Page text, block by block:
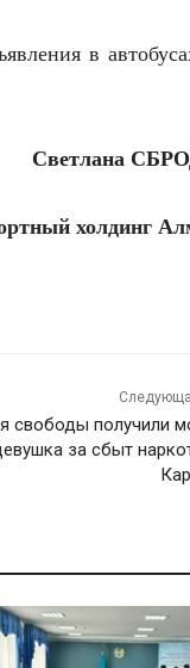
в
Светлана
холдинг
свободы получили
за сбыт